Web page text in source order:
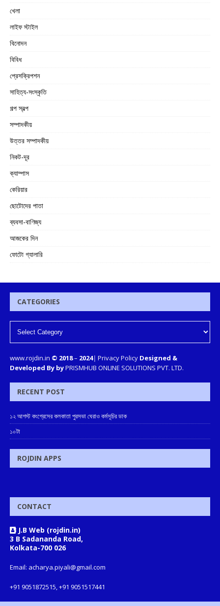
খেলা
লাইফ স্টাইল
বিনোদন
বিবিধ
প্রেসক্রিপশন
সাহিত্য-সংস্কৃতি
গল্প স্বল্প
সম্পাদকীয়
উত্তর সম্পাদকীয়
নিকট-দূর
ক্যাম্পাস
কেরিয়ার
ছোটোদের পাতা
ব্যবসা-বাণিজ্য
আজকের দিন
ফোটো গ্যালারি
CATEGORIES
www.rojdin.in © 2018– 2024| Privacy Policy Designed &
Developed By byPRISMHUB ONLINE SOLUTIONS PVT. LTD.
RECENT POST
১২ আগস্ট কংগ্রেসের কলকাতা পুরসভা ঘেরাও কর্মসূচির ডাক
১০টা
ROJDIN APPS
CONTACT
J.B Web (rojdin.in)
3 B Sadananda Road,
Kolkata-700 026
Email: acharya.piyali@gmail.com
+91 9051872515, +91 9051517441